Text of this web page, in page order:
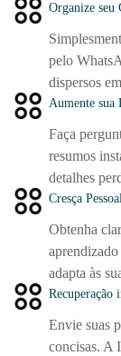
Organize seu
pelo
dispersos
Aumente sua
Faça
resumos
detalhes
Cresça
Obtenha
adapta às
Recuperação
Envie suas
concisas. A